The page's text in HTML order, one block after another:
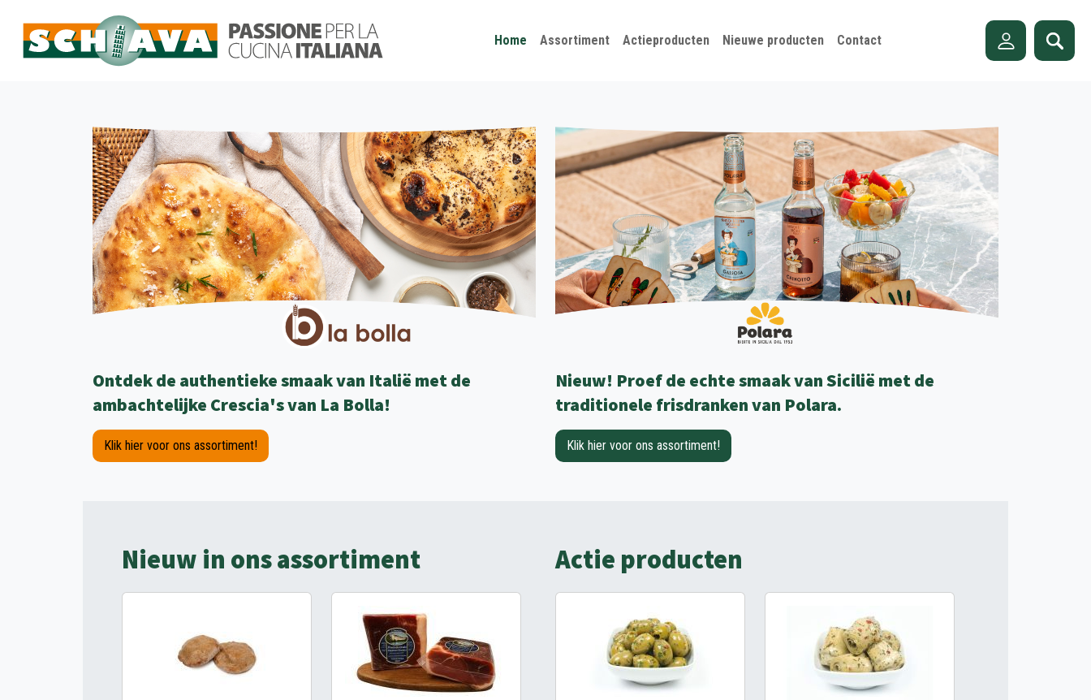
Home Assortiment Actieproducten Nieuwe producten Contact
Ontdek de authentieke smaak van Italië met de
ambachtelijke Crescia's van La Bolla!
Klik hier voor ons assortiment!
Nieuw! Proef de echte smaak van Sicilië met de
traditionele frisdranken van Polara.
Klik hier voor ons assortiment!
Nieuw in ons assortiment Actie producten